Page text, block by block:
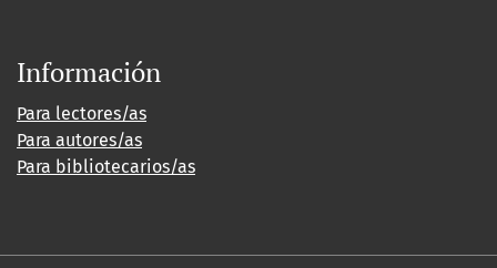
Información
Para lectores/as
Para autores/as
Para bibliotecarios/as